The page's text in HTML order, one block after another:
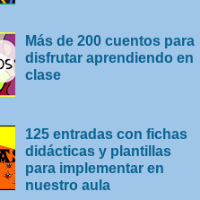
Más de 200 cuentos para
disfrutar aprendiendo en
clase
125 entradas con fichas
didácticas y plantillas
para implementar en
nuestro aula